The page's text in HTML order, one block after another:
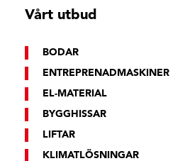
Vårt utbud
BODAR
ENTREPRENADMASKINER
EL-MATERIAL
BYGGHISSAR
LIFTAR
KLIMATLÖSNINGAR